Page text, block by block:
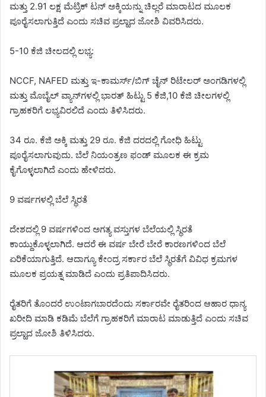
ಮತ್ತು 2.91 ಲಕ್ಷ ಮೆಟ್ರಿಕ್ ಟನ್ ಅಕ್ಕಿಯನ್ನು ಚಿಲ್ಲರೆ ಮಾರಾಟದ ಮೂಲಕ
ಪೂರೈಸಲಾಗುತ್ತಿದೆ ಎಂದು ಸಚಿವ ಪ್ರಲ್ಹಾದ ಜೋಶಿ ವಿವರಿಸಿದರು.
5-10 ಕೆಜಿ ಚೀಲದಲ್ಲಿ ಲಭ್ಯ:
NCCF, NAFED ಮತ್ತು ಇ-ಕಾಮರ್ಸ್/ಬಿಗ್ ಚೈನ್ ರಿಟೇಲರ್‌ ಅಂಗಡಿಗಳಲ್ಲಿ
ಮತ್ತು ಮೊಬೈಲ್ ವ್ಯಾನ್‌ಗಳಲ್ಲಿ ಭಾರತ್ ಹಿಟ್ಟು 5 ಕೆಜಿ,10 ಕೆಜಿ ಚೀಲಗಳಲ್ಲಿ
ಗ್ರಾಹಕರಿಗೆ ಲಭ್ಯವಿರಲಿದೆ ಎಂದು ತಿಳಿಸಿದರು.
34 ರೂ. ಕೆಜಿ ಅಕ್ಕಿ ಮತ್ತು 29 ರೂ. ಕೆಜಿ ದರದಲ್ಲಿ ಗೋಧಿ ಹಿಟ್ಟು
ಪೂರೈಸಲಾಗುವುದು. ಬೆಲೆ ನಿಯಂತ್ರಣ ಫಂಡ್ ಮೂಲಕ ಈ ಕ್ರಮ
ಕೈಗೊಳ್ಳಲಾಗಿದೆ ಎಂದು ಹೇಳಿದರು.
9 ವರ್ಷಗಳಲ್ಲಿ ಬೆಲೆ ಸ್ಥಿರತೆ
ದೇಶದಲ್ಲಿ 9 ವರ್ಷಗಳಿಂದ ಅಗತ್ಯ ವಸ್ತುಗಳ ಬೆಲೆಯಲ್ಲಿ ಸ್ಥಿರತೆ
ಕಾಯ್ದುಕೊಳ್ಳಲಾಗಿದೆ. ಆದರೆ ಈ ವರ್ಷ ಬೇರೆ ಬೇರೆ ಕಾರಣಗಳಿಂದ ಬೆಲೆ
ಏರಿಕೆಯಾಗುತ್ತಿದೆ. ಆದಾಗ್ಯೂ ಕೇಂದ್ರ ಸರ್ಕಾರ ಬೆಲೆ ಸ್ಥಿರತೆಗೆ ವಿವಿಧ ಕ್ರಮಗಳ
ಮೂಲಕ ಪ್ರಯತ್ನ ಮಾಡಿದೆ ಎಂದು ಪ್ರತಿಪಾದಿಸಿದರು.
ರೈತರಿಗೆ ತೊಂದರೆ ಉಂಟಾಗಬಾರದೆಂದು ಸರ್ಕಾರವೇ ರೈತರಿಂದ ಆಹಾರ ಧಾನ್ಯ
ಖರೀದಿ ಮಾಡಿ ಕಡಿಮೆ ಬೆಲೆಗೆ ಗ್ರಾಹಕರಿಗೆ ಮಾರಾಟ ಮಾಡುತ್ತಿದೆ ಎಂದು ಸಚಿವ
ಪ್ರಲ್ಹಾದ ಜೋಶಿ ತಿಳಿಸಿದರು.